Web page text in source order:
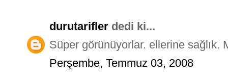
durutarifler dedi ki...
Süper görünüyorlar. ellerine sağlık.
Perşembe, Temmuz 03, 2008